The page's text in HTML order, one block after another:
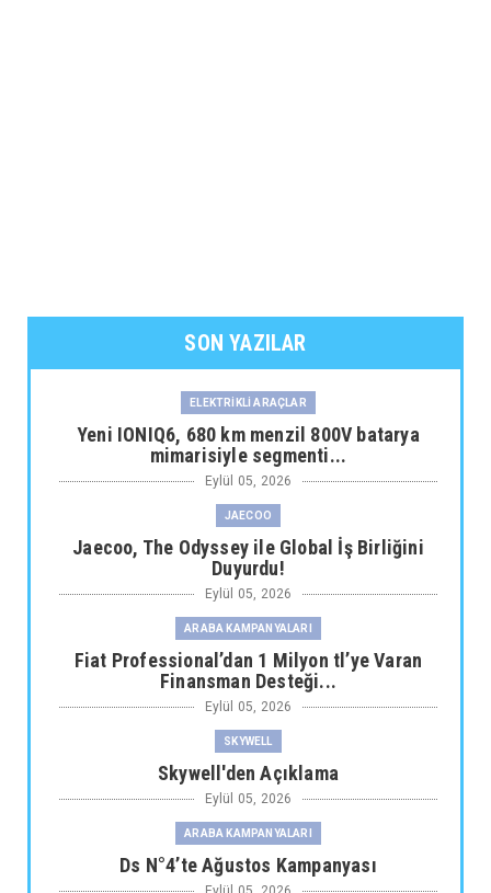
SON YAZILAR
ELEKTRİKLİ ARAÇLAR
Yeni IONIQ6, 680 km menzil 800V batarya
mimarisiyle segmenti...
Eylül 05, 2026
JAECOO
Jaecoo, The Odyssey ile Global İş Birliğini
Duyurdu!
Eylül 05, 2026
ARABA KAMPANYALARI
Fiat Professional’dan 1 Milyon tl’ye Varan
Finansman Desteği...
Eylül 05, 2026
SKYWELL
Skywell'den Açıklama
Eylül 05, 2026
ARABA KAMPANYALARI
Ds N°4’te Ağustos Kampanyası